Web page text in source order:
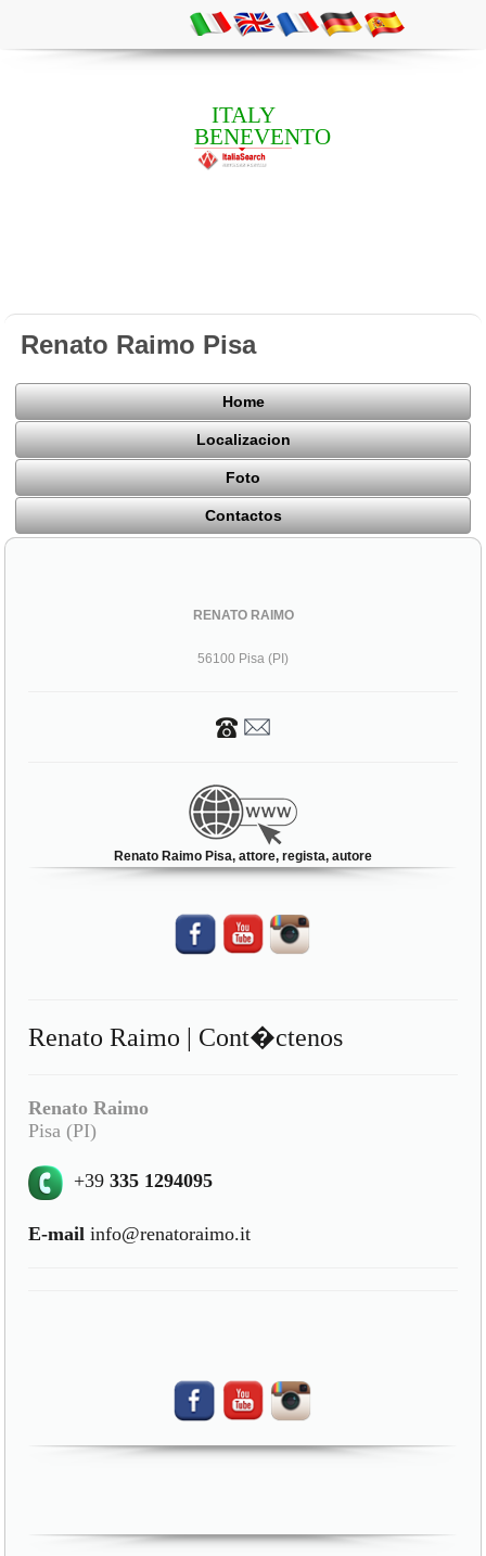
ITALY
BENEVENTO
Renato Raimo Pisa
Home
Localizacion
Foto
Contactos
RENATO RAIMO
56100 Pisa (PI)
Renato Raimo Pisa, attore, regista, autore
Renato Raimo | Cont�ctenos
Renato Raimo
Pisa (PI)
+39335 1294095
E-mail info@renatoraimo.it